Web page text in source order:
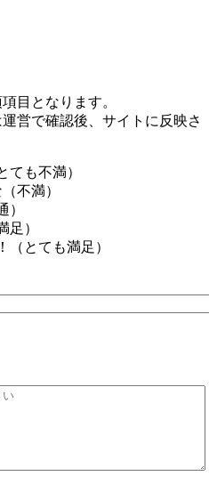
目となります。
営で確認後、サイトに反映さ
ても不満）
不満）
）
足 ）
（ とても満足 ）